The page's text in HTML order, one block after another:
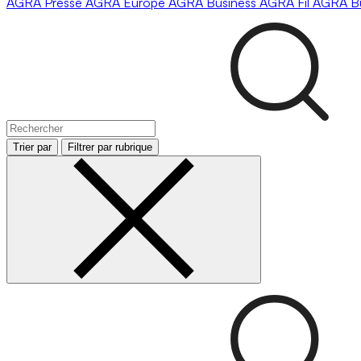
Trier par Filtrer par rubrique